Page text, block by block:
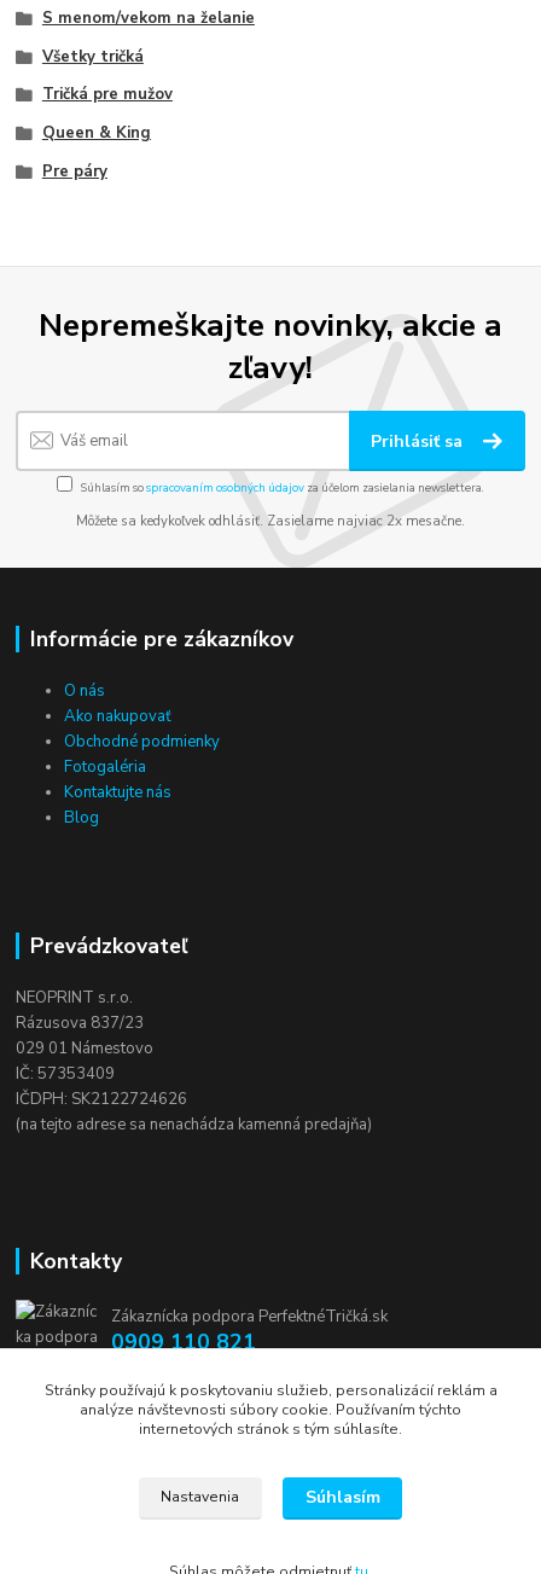
S menom/vekom na želanie
Všetky tričká
Tričká pre mužov
Queen & King
Pre páry
Nepremeškajte novinky, akcie a
zľavy!
Prihlásiť sa
Súhlasím sospracovaním osobných údajov za účelom zasielania newslettera.
Môžete sa kedykoľvek odhlásiť. Zasielame najviac 2x mesačne.
Informácie pre zákazníkov
O nás
Ako nakupovať
Obchodné podmienky
Fotogaléria
Kontaktujte nás
Blog
Prevádzkovateľ
NEOPRINT s.r.o.
Rázusova 837/23
029 01 Námestovo
IČ: 57353409
IČDPH: SK2122724626
(na tejto adrese sa nenachádza kamenná predajňa)
Kontakty
Zákaznícka podpora PerfektnéTričká.sk
0909 110 821
info@perfektnetricka.sk
Stránky používajú k poskytovaniu služieb, personalizácií reklám a
analýze návštevnosti súbory cookie. Používaním týchto
internetových stránok s tým súhlasíte.
Nastavenia Súhlasím